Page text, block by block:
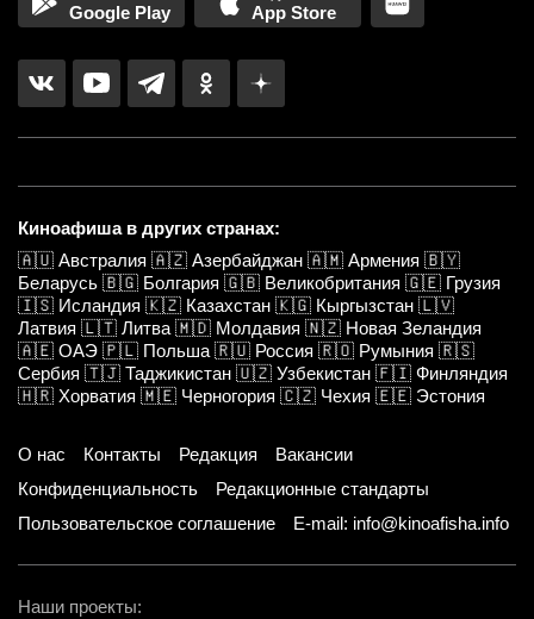
Google Play App Store
Киноафиша в других странах:
🇦🇺 Австралия 🇦🇿 Азербайджан 🇦🇲 Армения 🇧🇾
Беларусь 🇧🇬 Болгария 🇬🇧 Великобритания 🇬🇪 Грузия
🇮🇸 Исландия 🇰🇿 Казахстан 🇰🇬 Кыргызстан 🇱🇻
Латвия 🇱🇹 Литва 🇲🇩 Молдавия 🇳🇿 Новая Зеландия
🇦🇪 ОАЭ 🇵🇱 Польша 🇷🇺 Россия 🇷🇴 Румыния 🇷🇸
Сербия 🇹🇯 Таджикистан 🇺🇿 Узбекистан 🇫🇮 Финляндия
🇭🇷 Хорватия 🇲🇪 Черногория 🇨🇿 Чехия 🇪🇪 Эстония
О нас Контакты Редакция
Вакансии
Конфиденциальность
Редакционные стандарты
Пользовательское соглашение
E-mail: info@kinoafisha.info
Наши проекты: